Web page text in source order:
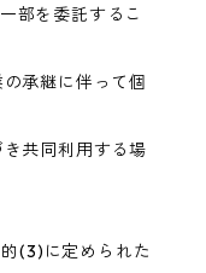
部を委託するこ
承継に伴って個
き共同利用する場
(3)に定められた